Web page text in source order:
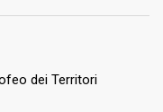
dei Territori